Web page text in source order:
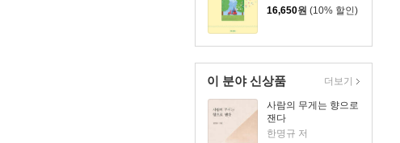
16,650원 (10% 할인)
이 분야 신상품
사람의 무게는 향으로
잰다
한명규 저
더보기